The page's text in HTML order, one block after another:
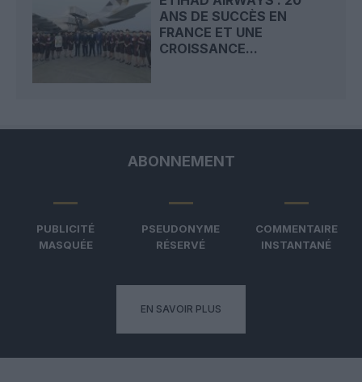
ANS DE SUCCÈS EN
FRANCE ET UNE
CROISSANCE...
ABONNEMENT
PUBLICITÉ
MASQUÉE
PSEUDONYME
RÉSERVÉ
COMMENTAIRE
INSTANTANÉ
EN SAVOIR PLUS